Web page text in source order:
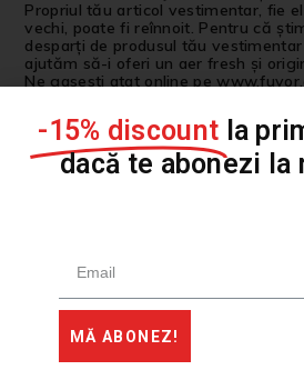
Propriul tău articol vestimentar, fie
vechi, poate fi reînnoit. Pentru că
desparți de produsul tău
ajutăm să-i oferi un aer fresh și
Ne gasesti atat online pe
Dimitrie Salmen 30, Corp B
-15% discount la
dacă te abonezi
MĂ ABONEZ!